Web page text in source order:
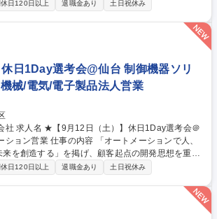
が急拡大しています。 本セミナーでは、事
ンエンジニア ■技術サポートエンジニア 【開催概
26日（水）19：30～20：15 ・場所：オンライ
募意思不問
日120日以上 退職金あり 土日祝休み
休日1Day選考会@仙台 制御機器ソリ
械/電気/電子製品法人営業
選考会＠
オートメーションで人、
を創造する」を掲げ、顧客起点の開発思想を重視
が抱える製造現場課題、経営課題を解決するの提案
終了予定）当日の面接時間などの詳細をご案内さ
時間はこちらで調整を進めさせていただきますの
日のプログラム：1次面接/現場Mgr(45分)→休憩(1
日120日以上 退職金あり 土日祝休み